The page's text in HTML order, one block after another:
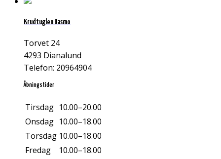
Krudtuglen Basmo
Torvet 24
4293 Dianalund
Telefon: 20964904
Åbningstider
Tirsdag 10.00–20.00
Onsdag 10.00–18.00
Torsdag 10.00–18.00
Fredag
10.00–18.00